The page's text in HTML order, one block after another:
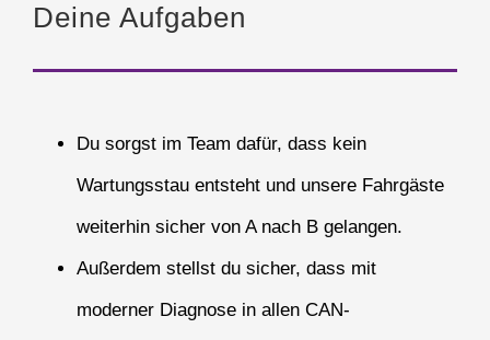
Deine Aufgaben
Du sorgst im Team dafür, dass kein
Wartungsstau entsteht und unsere Fahrgäste
weiterhin sicher von A nach B gelangen.
Außerdem stellst du sicher, dass mit
moderner Diagnose in allen CAN-